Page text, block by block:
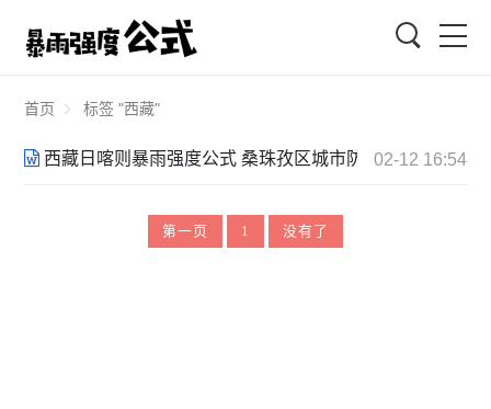
首页 标签 "西藏"
西藏日喀则暴雨强度公式 桑珠孜区城市防洪变更报告
02-12 16:54
第一页 1 没有了